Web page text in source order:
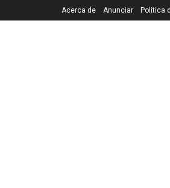
Acerca de Anunciar Politica